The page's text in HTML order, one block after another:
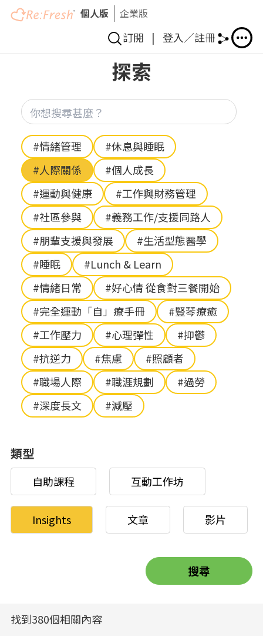
移
個人版 企業版
訂閱 | 登入／註冊
探索
Hashtag
#情緒管理
#休息與睡眠
#人際關係
#個人成長
#運動與健康
#工作與財務管理
#社區參與
#義務工作/支援同路人
#朋輩支援與發展
#生活型態醫學
#睡眠
#Lunch & Learn
#情緒日常
#好心情 從食對三餐開始
#完全運動「自」療手冊
#豎琴療癒
#工作壓力
#心理彈性
#抑鬱
#抗逆力
#焦慮
#照顧者
#職場人際
#職涯規劃
#過勞
#深度長文
#減壓
類型
自助課程 互動工作坊
Insights 文章 影片
找到380個相關內容